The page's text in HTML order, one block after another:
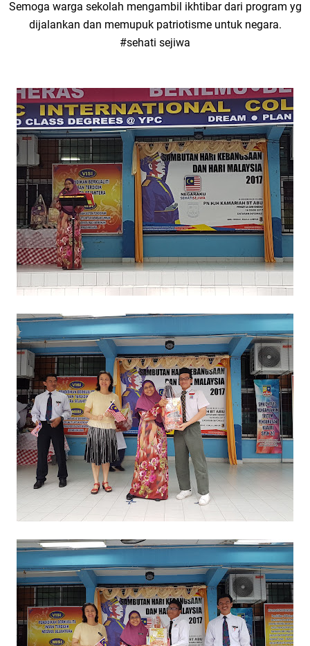
Semoga warga sekolah mengambil ikhtibar dari program yg
dijalankan dan memupuk patriotisme untuk negara.
#sehati sejiwa